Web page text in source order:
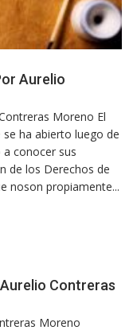
Aurelio
Moreno El
ha abierto luego de
a conocer sus
de los Derechos de
noson propiamente...
Contreras
Moreno